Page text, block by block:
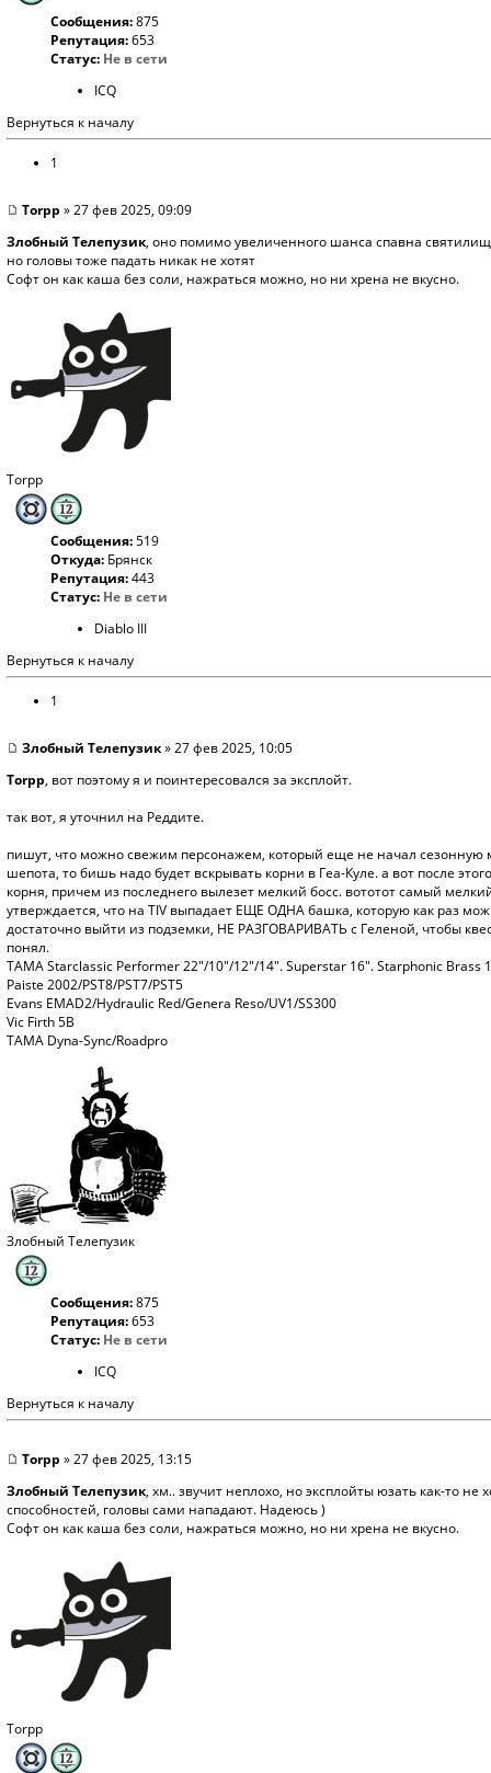
Сообщения:875
Репутация:653
Статус: Не в сети
ICQ
Вернуться к началу
1
Torpp » 27 фев 2025, 09:09
Злобный Телепузик, оно помимо увеличенного шанса спавна
но головы тоже падать никак не хотят
Софт он как каша без соли, нажраться можно, но ни хрена не вкусно.
Torpp
Сообщения:519
Откуда: Брянск
Репутация:443
Статус: Не в сети
Diablo III
Вернуться к началу
1
Злобный Телепузик» 27 фев 2025, 10:05
Torpp, вот поэтому я и поинтересовался за эксплойт.
так вот, я уточнил на Реддите.
пишут, что можно свежим персонажем, который еще не начал
шепота, то бишь надо будет вскрывать корни в Геа-Куле. а вот после
корня, причем из последнего вылезет мелкий босс. вототот самый
утверждается, что на TIV выпадает ЕЩЕ ОДНА башка, которую как раз
достаточно выйти из подземки, НЕ РАЗГОВАРИВАТЬ с Геленой, чтобы
понял.
TAMA Starclassic Performer 22"/10"/12"/14". Superstar 16". Starphonic Brass
Paiste 2002/PST8/PST7/PST5
Evans EMAD2/Hydraulic Red/Genera Reso/UV1/SS300
Vic Firth 5B
TAMA Dyna-Sync/Roadpro
Злобный Телепузик
Сообщения:875
Репутация:653
Статус: Не в сети
ICQ
Вернуться к началу
Torpp » 27 фев 2025, 13:15
Злобный Телепузик, хм.. звучит неплохо, но эксплойты юзать как-то
способностей, головы сами нападают. Надеюсь )
Софт он как каша без соли, нажраться можно, но ни хрена не вкусно.
Torpp